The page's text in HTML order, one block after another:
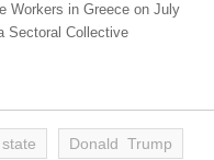
Workers in Greece on July
Sectoral Collective
Donald Trump